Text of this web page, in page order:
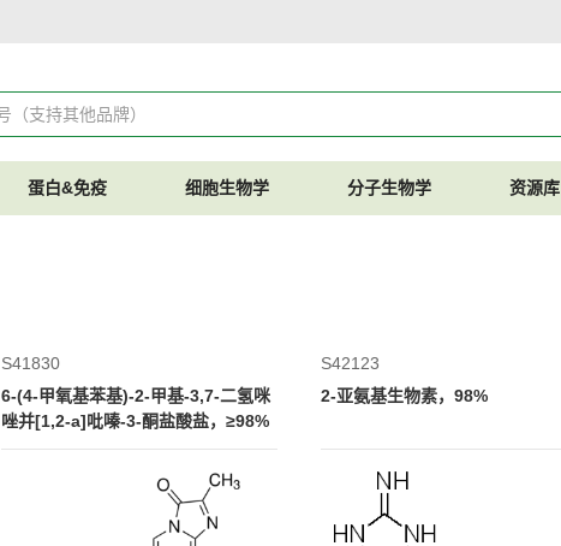
蛋白&免疫 细胞生物学 分子生物学 资源库
S41830
6-(4-甲氧基苯基)-2-甲基-3,7-二氢咪
唑并[1,2-a]吡嗪-3-酮盐酸盐，≥98%
S42123
2-亚氨基生物素，98%